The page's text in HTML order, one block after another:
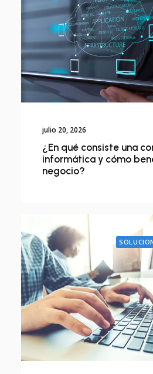
julio 20, 2026
¿En qué consiste una
informática y cómo
negocio?